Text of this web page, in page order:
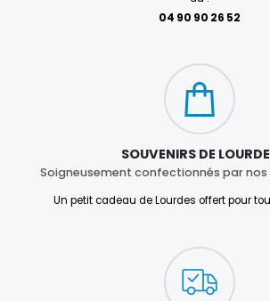
04 90 90 26 52
SOUVENIRS DE
Soigneusement confectionnés par
Un petit cadeau de Lourdes offert pour